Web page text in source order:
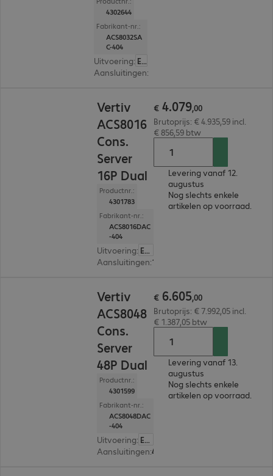
4302644
Fabrikant-nr.:
ACS8032SA
C-404
Uitvoering: Europa
Aansluitingen:
Vertiv
ACS8016
Cons.
Server
16P Dual
Productnr.:
4301783
Fabrikant-nr.:
ACS8016DAC
-404
Uitvoering: Europa
Aansluitingen:
€ 4.079,00
Brutoprijs: € 4.935,59 incl.
€ 856,59 btw
Levering vanaf 12.
augustus
Nog slechts enkele
artikelen op voorraad.
Vertiv
ACS8048
Cons.
Server
48P Dual
Productnr.:
4301599
Fabrikant-nr.:
ACS8048DAC
-404
Uitvoering: Europa
Aansluitingen:
€ 6.605,00
Brutoprijs: € 7.992,05 incl.
€ 1.387,05 btw
Levering vanaf 13.
augustus
Nog slechts enkele
artikelen op voorraad.